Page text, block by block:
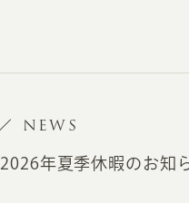
NEWS
2026年夏季休暇のお知